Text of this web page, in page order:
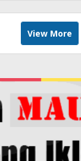
View More